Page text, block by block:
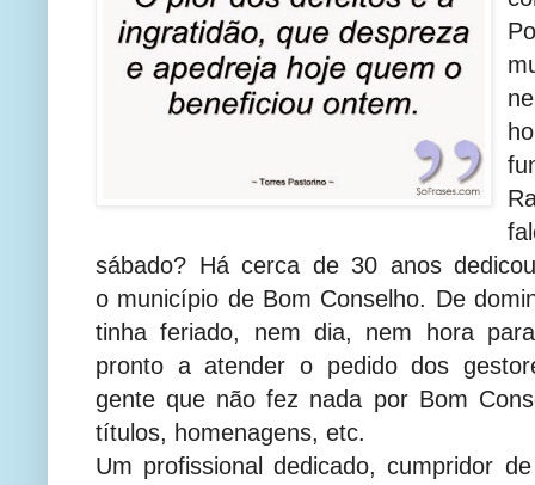
sábado? Há cerca de 30 anos
o município de Bom Conselho. De
tinha feriado, nem dia, nem hora
pronto a atender o pedido dos
gente que não fez nada por Bom
títulos, homenagens, etc.
Um profissional dedicado, cumpridor